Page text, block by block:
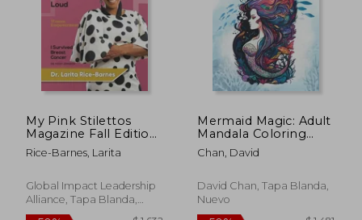
50% 50%
My Pink Stilettos
Magazine Fall Edition
2020 (en Inglés)
Rice-Barnes, Larita
Global Impact Leadership
Alliance, Tapa Blanda,
Nuevo
Mermaid Magic: Adult
Mandala Coloring
Book for Ocean
Lovers (en Inglés)
Chan, David
David Chan, Tapa Blanda,
Nuevo